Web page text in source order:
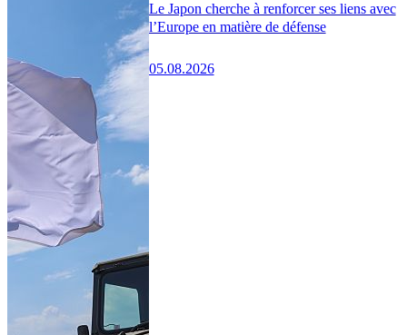
Le Japon cherche à renforcer ses liens avec
l’Europe en matière de défense
05.08.2026